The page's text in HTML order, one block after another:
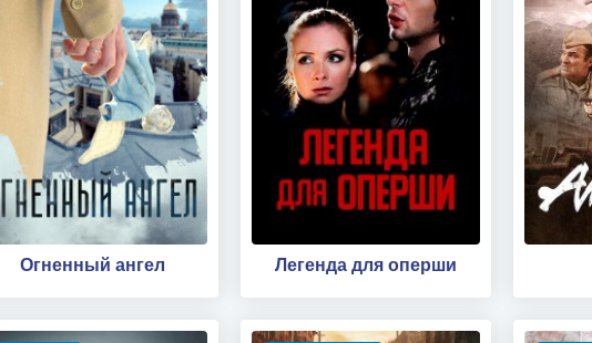
Огненный ангел Легенда для оперши